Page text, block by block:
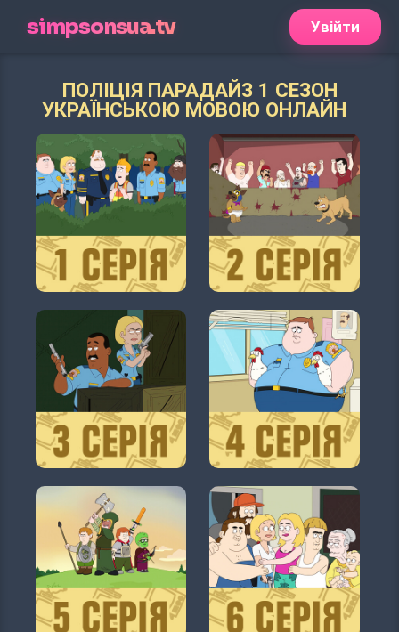
simpsonsua.tv Увійти
ПОЛІЦІЯ ПАРАДАЙЗ 1 СЕЗОН
УКРАЇНСЬКОЮ МОВОЮ ОНЛАЙН